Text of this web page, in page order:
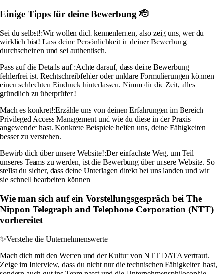
Einige Tipps für deine Bewerbung 🫡
Sei du selbst!:Wir wollen dich kennenlernen, also zeig uns, wer du
wirklich bist! Lass deine Persönlichkeit in deiner Bewerbung
durchscheinen und sei authentisch.
Pass auf die Details auf!:Achte darauf, dass deine Bewerbung
fehlerfrei ist. Rechtschreibfehler oder unklare Formulierungen können
einen schlechten Eindruck hinterlassen. Nimm dir die Zeit, alles
gründlich zu überprüfen!
Mach es konkret!:Erzähle uns von deinen Erfahrungen im Bereich
Privileged Access Management und wie du diese in der Praxis
angewendet hast. Konkrete Beispiele helfen uns, deine Fähigkeiten
besser zu verstehen.
Bewirb dich über unsere Website!:Der einfachste Weg, um Teil
unseres Teams zu werden, ist die Bewerbung über unsere Website. So
stellst du sicher, dass deine Unterlagen direkt bei uns landen und wir
sie schnell bearbeiten können.
Wie man sich auf ein Vorstellungsgespräch bei The
Nippon Telegraph and Telephone Corporation (NTT)
vorbereitet
✨Verstehe die Unternehmenswerte
Mach dich mit den Werten und der Kultur von NTT DATA vertraut.
Zeige im Interview, dass du nicht nur die technischen Fähigkeiten hast,